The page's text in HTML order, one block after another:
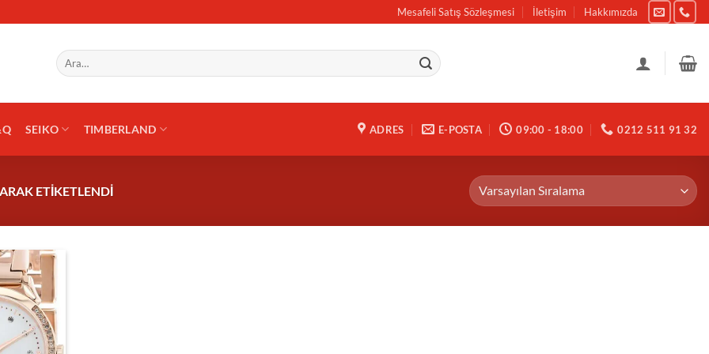
Mesafeli Satış Sözleşmesi İletişim Hakkımızda
Ara:
SEIKO TIMBERLAND ADRES E-POSTA 09:00 - 18:00 0212 511 91 32
ETIKETLENDI